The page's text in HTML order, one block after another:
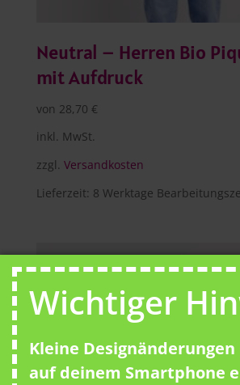
Neutral – Herren Bio
mit Aufdruck
von 28,70 €
inkl. MwSt.
zzgl. Versandkosten
Lieferzeit: 8 Werktage
Wichtiger
Kleine Designänderungen
auf deinem Smartphone